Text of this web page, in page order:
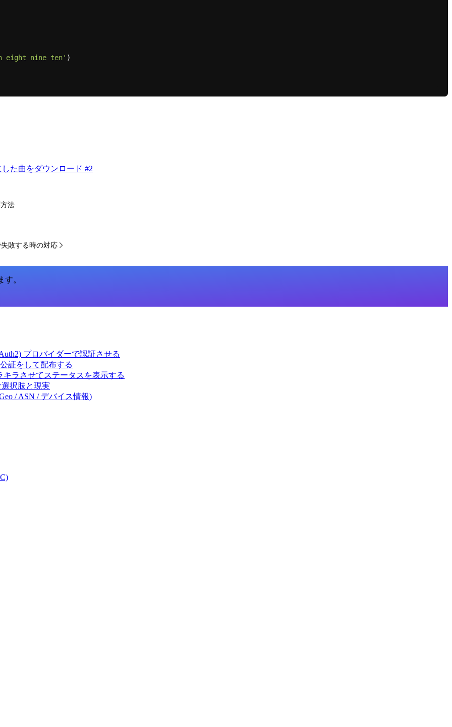
eight nine ten' )
た曲をダウンロード #2
法
敗する時の対応
。
プロバイダーで認証させる
証をして配布する
ラさせてステータスを表示する
択肢と現実
/ ASN / デバイス情報)